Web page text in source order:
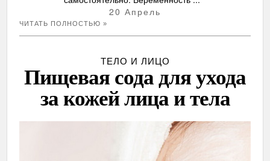
20 Апрель
ЧИТАТЬ ПОЛНОСТЬЮ »
ТЕЛО И ЛИЦО
Пищевая сода для ухода
за кожей лица и тела